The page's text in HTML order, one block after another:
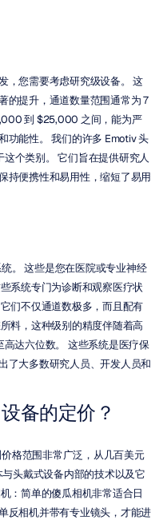
，您需要考虑研究级设备。 这
的提升，通道数量范围通常为 7
到 $25,000 之间，能为严
功能性。 我们的许多 Emotiv 头
个类别。 它们旨在提供研究人
持便携性和易用性，缩短了易用
。 这些是您在医院或专业神经
系统专门为诊断和观察医疗状
们不仅通道数极多，而且配有
料，这种级别的精度伴随着高
达六位数。 这些系统是医疗保
了大多数研究人员、开发人员和
备的定价？
格范围非常广泛，从几百美元
头戴式设备内部的技术以及它
：简单的傻瓜相机非常适合日
反相机并带有专业镜头，才能进